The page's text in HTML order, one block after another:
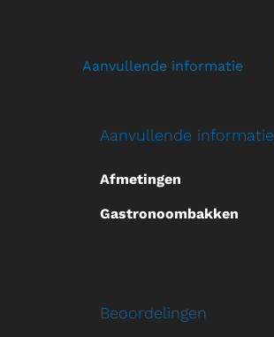
Aanvullende informatie
Aanvullende informatie
Afmetingen
Gastronoombakken
Beoordelingen